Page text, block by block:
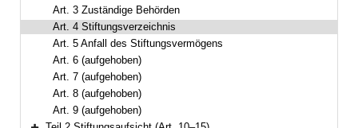
Art. 3 Zuständige Behörden
Art. 4 Stiftungsverzeichnis
Art. 5 Anfall des Stiftungsvermögens
Art. 6 (aufgehoben)
Art. 7 (aufgehoben)
Art. 8 (aufgehoben)
Art. 9 (aufgehoben)